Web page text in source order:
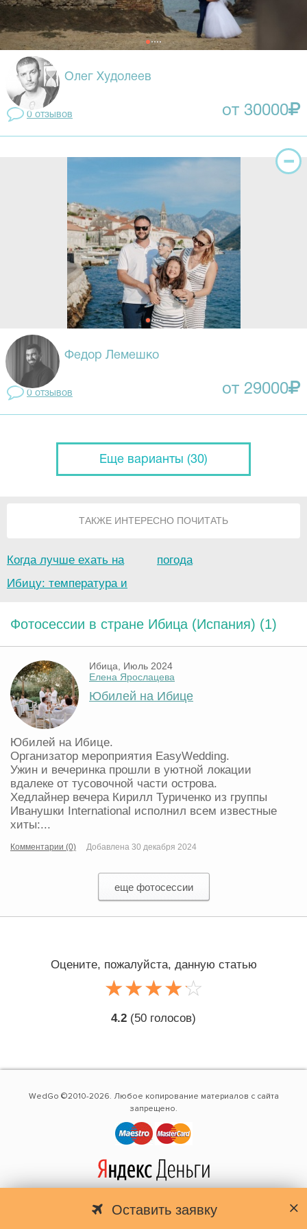
Оставить заявку
Олег Худолеев
0 отзывов от 30000
Федор Лемешко
0 отзывов от 29000
Еще варианты (30)
ТАКЖЕ ИНТЕРЕСНО ПОЧИТАТЬ
Когда лучше ехать на
Ибицу: температура и
погода
Фотосессии в стране Ибица (Испания) (1)
Ибица, Июль 2024
Елена Ярослацева
Юбилей на Ибице
Юбилей на Ибице.
Организатор мероприятия EasyWedding.
Ужин и вечеринка прошли в уютной локации
вдалеке от тусовочной части острова.
Хедлайнер вечера Кирилл Туриченко из группы
Иванушки International исполнил всем известные
хиты:...
Комментарии (0) Добавлена 30 декабря 2024
еще фотосессии
Оцените, пожалуйста, данную статью
☆☆☆☆☆
★★★★★
4.2 (50 голосов)
WedGo ©2010-2026. Любое копирование материалов с сайта
запрещено.